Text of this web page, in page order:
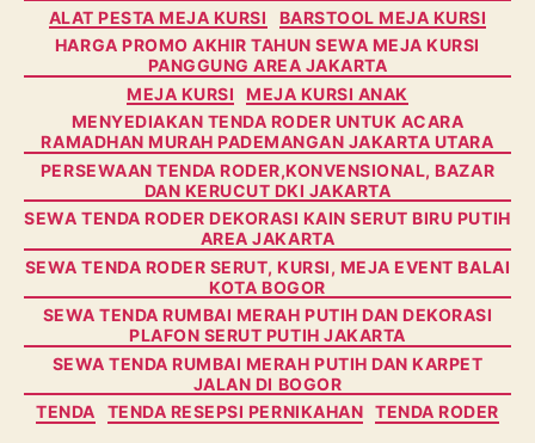
ALAT PESTA MEJA KURSI
BARSTOOL MEJA KURSI
HARGA PROMO AKHIR TAHUN SEWA MEJA KURSI
PANGGUNG AREA JAKARTA
MEJA KURSI
MEJA KURSI ANAK
MENYEDIAKAN TENDA RODER UNTUK ACARA
RAMADHAN MURAH PADEMANGAN JAKARTA UTARA
PERSEWAAN TENDA RODER,KONVENSIONAL, BAZAR
DAN KERUCUT DKI JAKARTA
SEWA TENDA RODER DEKORASI KAIN SERUT BIRU PUTIH
AREA JAKARTA
SEWA TENDA RODER SERUT, KURSI, MEJA EVENT BALAI
KOTA BOGOR
SEWA TENDA RUMBAI MERAH PUTIH DAN DEKORASI
PLAFON SERUT PUTIH JAKARTA
SEWA TENDA RUMBAI MERAH PUTIH DAN KARPET
JALAN DI BOGOR
TENDA
TENDA RESEPSI PERNIKAHAN TENDA RODER